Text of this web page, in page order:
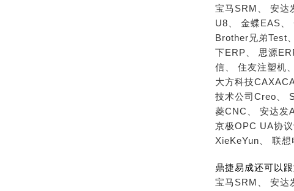
宝马SRM、
安达
U8、
金蝶EAS、
Brother兄弟Test、
下ERP、
思源
信、
住友注塑机、
大方科技
技术公司Creo、
菱CNC、
安达发
京极OPC UA协议
XieKeYun、
联想
鼎捷易成还可以
宝马SRM、
安达